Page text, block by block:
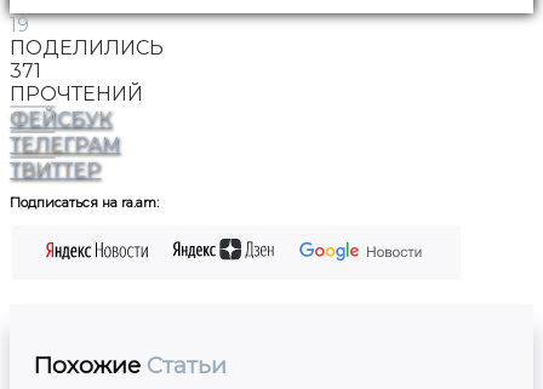
19
ПОДЕЛИЛИСЬ
371
ПРОЧТЕНИЙ
ФЕЙСБУК
ТЕЛЕГРАМ
ТВИТТЕР
Подписаться на ra.am:
Похожие Статьи